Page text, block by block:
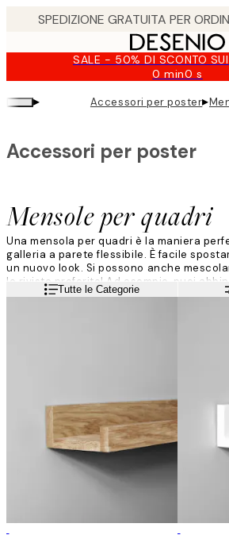
SALE - 50% DI SCONTO SUI
0 min0 s
Valido
a:
09
▸ Accessori per poster▸
Mensole per quadri
Accessori per poster
Una mensola per quadri è la maniera
galleria a parete flessibile. È facile
un nuovo look. Si possono anche
le riviste preferite! Ad esempio, puoi
cucina con dei bei libri di ricette.
Leggi di piùTutte le Categorie